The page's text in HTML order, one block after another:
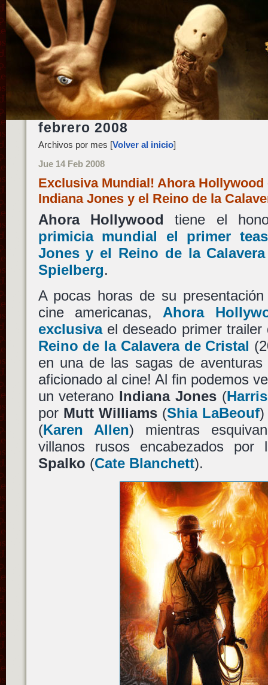
febrero 2008
Archivos por mes [Volver al inicio]
Jue 14 Feb 2008
Exclusiva Mundial! Ahora
Indiana Jones y el Reino de la
Ahora Hollywood tiene el
primicia mundial el primer
Jones y el Reino de la
Spielberg.
A pocas horas de su
cine americanas, Ahora
exclusivael deseado primer
Reino de la Calavera de Cristal
en una de las sagas de
aficionado al cine! Al fin podemos
un veterano Indiana Jones (
por Mutt Williams (Shia LaBeouf
(Karen Allen) mientras
villanos rusos encabezados
Spalko (Cate Blanchett).